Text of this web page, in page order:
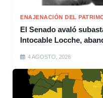
ENAJENACIÓN DEL
El Senado avaló
Intocable Locche,
4 AGOSTO, 2026